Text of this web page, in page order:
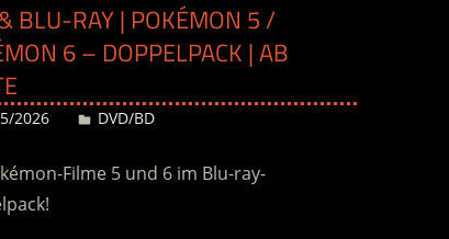
BLU-RAY | POKÉMON 5 /
6 – DOPPELPACK | AB
2026 Desiree
DVD/BD
Filme 5 und 6 im Blu-ray-